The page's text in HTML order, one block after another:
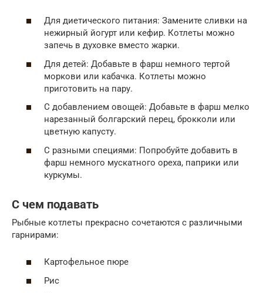
Для диетического питания: Замените сливки на
нежирный йогурт или кефир. Котлеты можно
запечь в духовке вместо жарки.
Для детей: Добавьте в фарш немного тертой
моркови или кабачка. Котлеты можно
приготовить на пару.
С добавлением овощей: Добавьте в фарш мелко
нарезанный болгарский перец, брокколи или
цветную капусту.
С разными специями: Попробуйте добавить в
фарш немного мускатного ореха, паприки или
куркумы.
С чем подавать
Рыбные котлеты прекрасно сочетаются с различными
гарнирами:
Картофельное пюре
Рис